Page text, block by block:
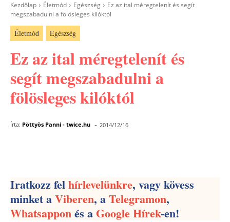
Kezdőlap Életmód Egészség
Ez az ital méregtelenít és segít
megszabadulni a fölösleges kilóktól
Életmód Egészség
Ez az ital méregtelenít és
segít megszabadulni a
fölösleges kilóktól
Írta: Pöttyös Panni - twice.hu - 2014/12/16
Iratkozz felhírlevelünkre, vagy kövess
minket aViberen, aTelegramon,
Whatsapponés aGoogle Hírek-en!